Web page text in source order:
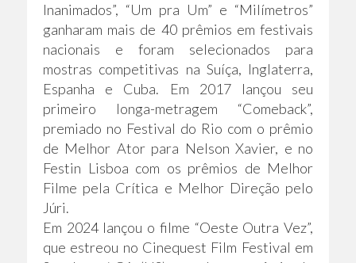
Inanimados”, “Um pra Um” e “Milímetros”
ganharam mais de 40 prêmios em festivais
nacionais e foram selecionados para
mostras competitivas na Suíça, Inglaterra,
Espanha e Cuba. Em 2017 lançou seu
primeiro longa-metragem “Comeback”,
premiado no Festival do Rio com o prêmio
de Melhor Ator para Nelson Xavier, e no
Festin Lisboa com os prêmios de Melhor
Filme pela Crítica e Melhor Direção pelo
Júri.
Em 2024 lançou o filme “Oeste Outra Vez”,
que estreou no Cinequest Film Festival em